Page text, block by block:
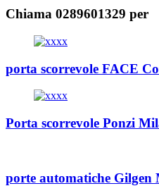
Chiama 0289601329 per
porta scorrevole FACE
Porta scorrevole Ponzi
porte automatiche Gilgen